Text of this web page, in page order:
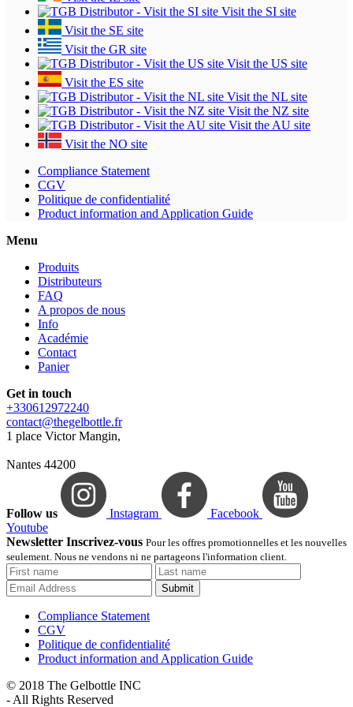
Visit the SI site
Visit the SE site
Visit the GR site
Visit the US site
Visit the ES site
Visit the NL site
Visit the NZ site
Visit the AU site
Visit the NO site
Compliance Statement
CGV
Politique de confidentialité
Product information and Application Guide
Menu
Produits
Distributeurs
FAQ
A propos de nous
Info
Académie
Contact
Panier
Get in touch
+330612972240
contact@thegelbottle.fr
1 place Victor Mangin,
Nantes 44200
Follow us Instagram
Facebook
Youtube
Newsletter Inscrivez-vous Pour les offres promotionnelles et les nouvelles
seulement. Nous ne vendons ni ne partageons l'information client.
Submit
Compliance Statement
CGV
Politique de confidentialité
Product information and Application Guide
© 2018 The Gelbottle INC
- All Rights Reserved